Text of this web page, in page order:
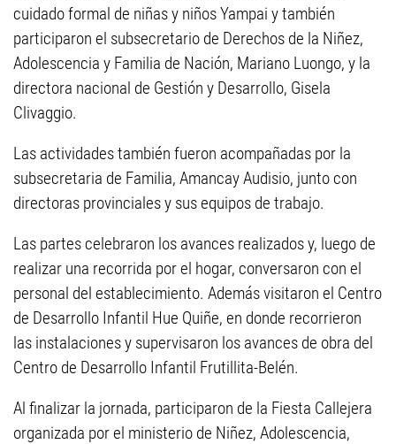
cuidado formal de niñas y niños Yampai y también
participaron el subsecretario de Derechos de la Niñez,
Adolescencia y Familia de Nación, Mariano Luongo, y la
directora nacional de Gestión y Desarrollo, Gisela
Clivaggio.
Las actividades también fueron acompañadas por la
subsecretaria de Familia, Amancay Audisio, junto con
directoras provinciales y sus equipos de trabajo.
Las partes celebraron los avances realizados y, luego de
realizar una recorrida por el hogar, conversaron con el
personal del establecimiento. Además visitaron el Centro
de Desarrollo Infantil Hue Quiñe, en donde recorrieron
las instalaciones y supervisaron los avances de obra del
Centro de Desarrollo Infantil Frutillita-Belén.
Al finalizar la jornada, participaron de la Fiesta Callejera
organizada por el ministerio de Niñez, Adolescencia,